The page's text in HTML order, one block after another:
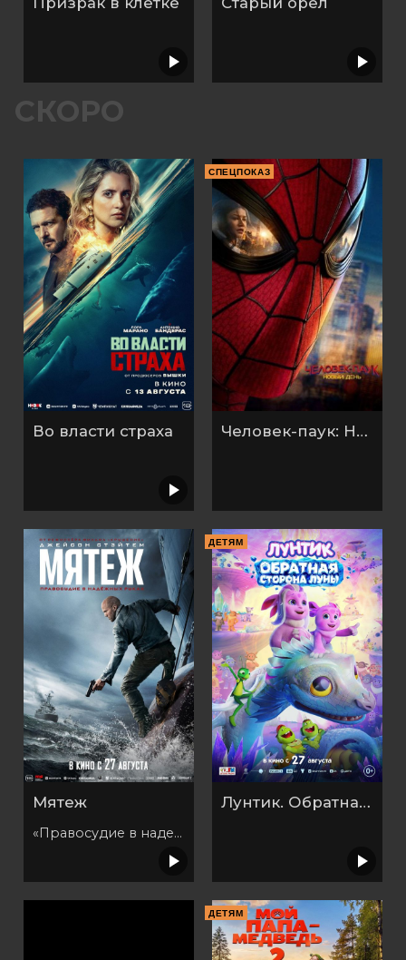
СКОРО
Во власти страха
СПЕЦПОКАЗ
Человек-паук: Новый день (2026)
Мятеж
«Правосудие в надежных руках»
ДЕТЯМ
Лунтик. Обратная сторона Луны
ДЕТЯМ